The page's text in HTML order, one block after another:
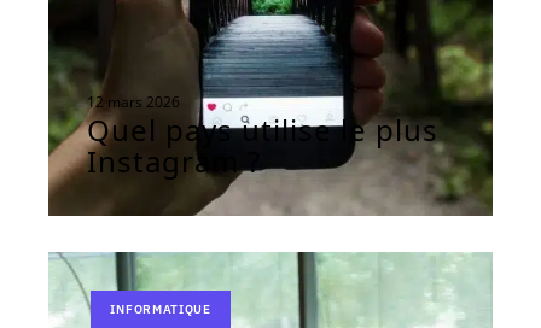
12 mars 2026
Quel pays utilise le plus
Instagram ?
INFORMATIQUE